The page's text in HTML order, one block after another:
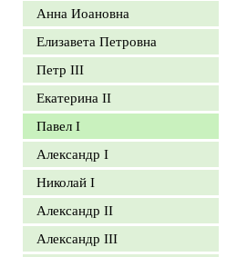
Анна Иоановна
Елизавета Петровна
Петр III
Екатерина II
Павел I
Александр I
Николай I
Александр II
Александр III